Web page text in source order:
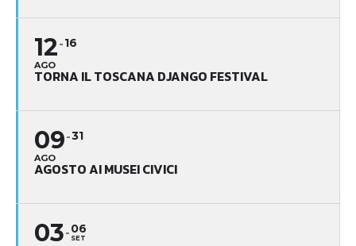
12
AGO
16
TORNA IL TOSCANA DJANGO FESTIVAL
09
AGO
31
AGOSTO AI MUSEI CIVICI
03 06
SET